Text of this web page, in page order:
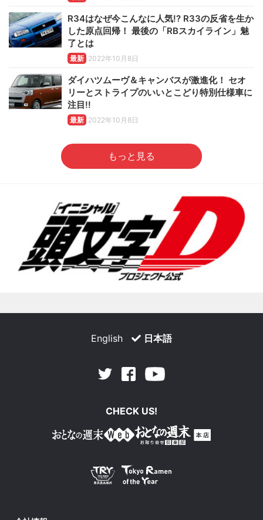
R34はなぜ今こんなに人気!? R33の反省を生か
した原点回帰！ 最後の「RBスカイライン」魅
了とは
最新 2022年10月8日
ダイハツムーヴ＆キャンバスが激進化！ セオ
リーとストライプのいいとこどり特別仕様車に
注目!!
最新 2022年10月8日
もっと見る
English 日本語
Twitter Facebook
CHECK US!